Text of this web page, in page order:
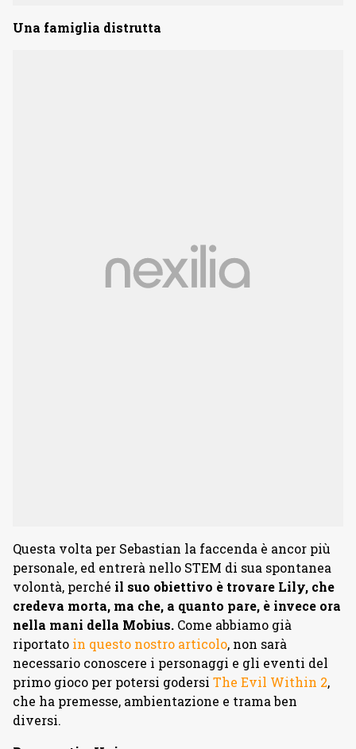
Una famiglia distrutta
Questa volta per Sebastian la faccenda è ancor più
personale, ed entrerà nello STEM di sua spontanea
volontà, perché il suo obiettivo è trovare Lily, che
credeva morta, ma che, a quanto pare, è invece ora
nella mani della Mobius. Come abbiamo già
riportato in questo nostro articolo, non sarà
necessario conoscere i personaggi e gli eventi del
primo gioco per potersi godersi The Evil Within 2,
che ha premesse, ambientazione e trama ben
diversi.